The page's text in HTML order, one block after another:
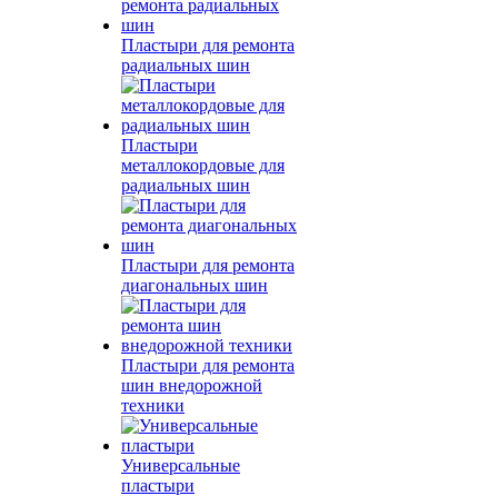
Пластыри для ремонта
радиальных шин
Пластыри
металлокордовые для
радиальных шин
Пластыри для ремонта
диагональных шин
Пластыри для ремонта
шин внедорожной
техники
Универсальные
пластыри